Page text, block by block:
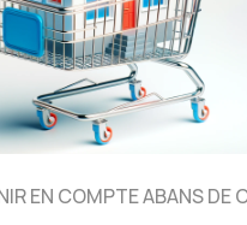
EN COMPTE ABANS DE